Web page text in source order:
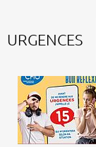
URGENCES